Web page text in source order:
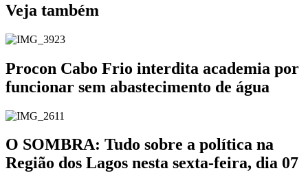
Veja também
Procon Cabo Frio interdita academia por
funcionar sem abastecimento de água
O SOMBRA: Tudo sobre a política na
Região dos Lagos nesta sexta-feira, dia 07